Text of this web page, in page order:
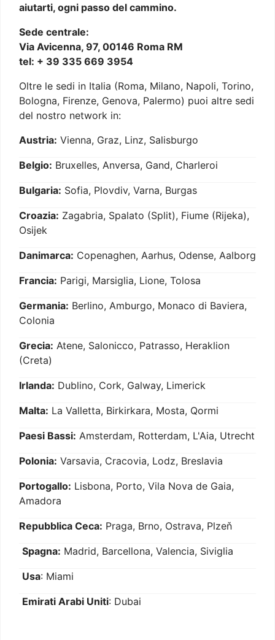
aiutarti, ogni passo del cammino.
Sede centrale:
Via Avicenna, 97, 00146 Roma RM
tel: + 39 335 669 3954
Oltre le sedi in Italia (Roma, Milano, Napoli, Torino,
Bologna, Firenze, Genova, Palermo) puoi altre sedi
del nostro network in:
Austria: Vienna, Graz, Linz, Salisburgo
Belgio: Bruxelles, Anversa, Gand, Charleroi
Bulgaria: Sofia, Plovdiv, Varna, Burgas
Croazia: Zagabria, Spalato (Split), Fiume (Rijeka),
Osijek
Danimarca: Copenaghen, Aarhus, Odense, Aalborg
Francia: Parigi, Marsiglia, Lione, Tolosa
Germania: Berlino, Amburgo, Monaco di Baviera,
Colonia
Grecia: Atene, Salonicco, Patrasso, Heraklion
(Creta)
Irlanda: Dublino, Cork, Galway, Limerick
Malta: La Valletta, Birkirkara, Mosta, Qormi
Paesi Bassi: Amsterdam, Rotterdam, L'Aia, Utrecht
Polonia: Varsavia, Cracovia, Lodz, Breslavia
Portogallo: Lisbona, Porto, Vila Nova de Gaia,
Amadora
Repubblica Ceca: Praga, Brno, Ostrava, Plzeň
Spagna: Madrid, Barcellona, Valencia, Siviglia
Usa: Miami
Emirati Arabi Uniti: Dubai